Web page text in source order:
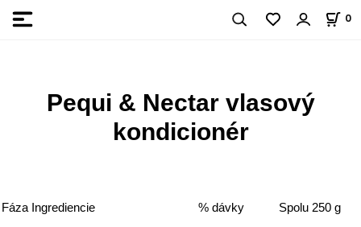
0
Pequi & Nectar vlasový
kondicionér
Fáza Ingrediencie % dávky
Spolu 250 g